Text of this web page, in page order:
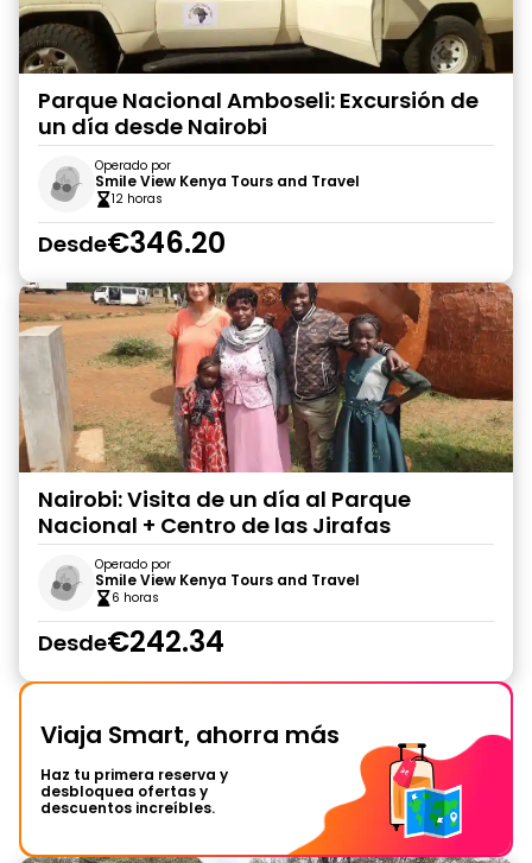
Parque Nacional Amboseli: Excursión de
un día desde Nairobi
Operado por
Smile View Kenya Tours and Travel
12 horas
Desde€346.20
Nairobi: Visita de un día al Parque
Nacional + Centro de las Jirafas
Operado por
Smile View Kenya Tours and Travel
6 horas
Desde€242.34
Viaja Smart, ahorra más
Haz tu primera reserva y
desbloquea ofertas y
descuentos increíbles.